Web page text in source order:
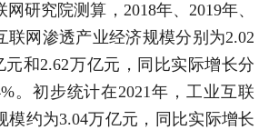
研究院测算，2018年、2019年、
联网渗透产业经济规模分别为2.02
元和2.62万亿元，同比实际增长分
。初步统计在2021年，工业互联
模约为3.04万亿元，同比实际增长